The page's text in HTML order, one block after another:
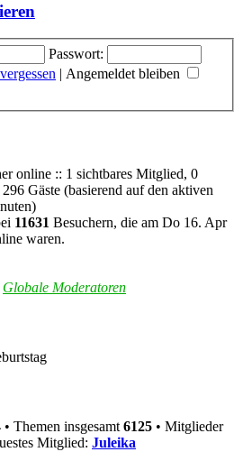
Passwort:
| Angemeldet bleiben
online :: 1 sichtbares Mitglied, 0
Gäste (basierend auf den aktiven
11631 Besuchern, die am Do 16. Apr
waren.
Globale Moderatoren
• Themen insgesamt 6125 • Mitglieder
Mitglied: Juleika